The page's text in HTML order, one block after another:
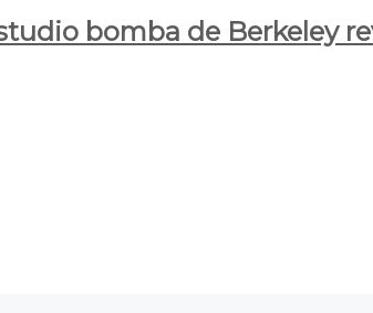
bomba de Berkeley